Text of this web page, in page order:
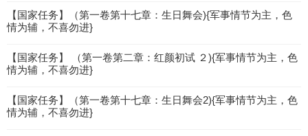
【国家任务】（第一卷第十七章：生日舞会){军事情节为主，色
情为辅，不喜勿进}
【国家任务】 （第一卷第二章：红颜初试 ２){军事情节为主，色
情为辅，不喜勿进}
【国家任务】（第一卷第十七章：生日舞会2){军事情节为主，色
情为辅，不喜勿进}